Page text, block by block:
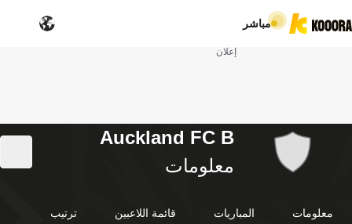
مباشر
إعلان
Auckland FC B
معلومات
معلومات المباريات قائمة اللاعبين ترتيب